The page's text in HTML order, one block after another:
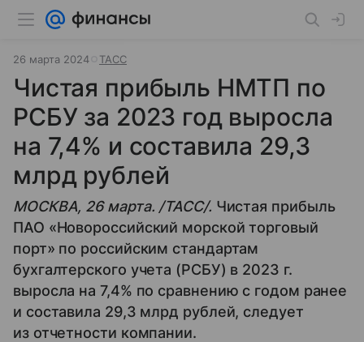
26 марта 2024 ТАСС
Чистая прибыль НМТП по
РСБУ за 2023 год выросла
на 7,4% и составила 29,3
млрд рублей
МОСКВА, 26 марта. /ТАСС/. Чистая прибыль
ПАО «Новороссийский морской торговый
порт» по российским стандартам
бухгалтерского учета (РСБУ) в 2023 г.
выросла на 7,4% по сравнению с годом ранее
и составила 29,3 млрд рублей, следует
из отчетности компании.